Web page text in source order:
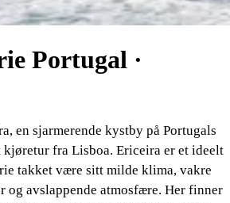
Portugal ·
en sjarmerende kystby på Portugals
kjøretur fra Lisboa. Ericeira er et ideelt
takket være sitt milde klima, vakre
og avslappende atmosfære. Her finner